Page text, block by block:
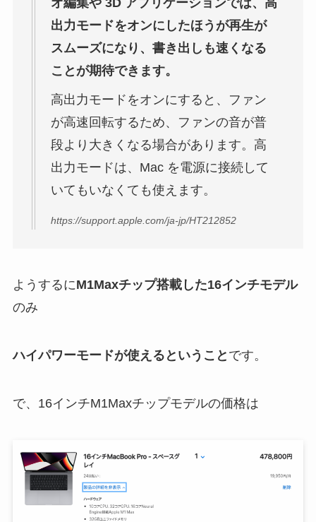
オ編集や 3D アプリケーションでは、高
出力モードをオンにしたほうが再生が
スムーズになり、書き出しも速くなる
ことが期待できます。
高出力モードをオンにすると、ファン
が高速回転するため、ファンの音が普
段より大きくなる場合があります。高
出力モードは、Mac を電源に接続して
いてもいなくても使えます。
https://support.apple.com/ja-jp/HT212852
ようするにM1Maxチップ搭載した16インチモデル
のみ
ハイパワーモードが使えるということ です。
で、16インチM1Maxチップモデルの価格は